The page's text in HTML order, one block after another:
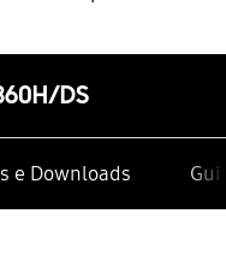
DS
e Downloads